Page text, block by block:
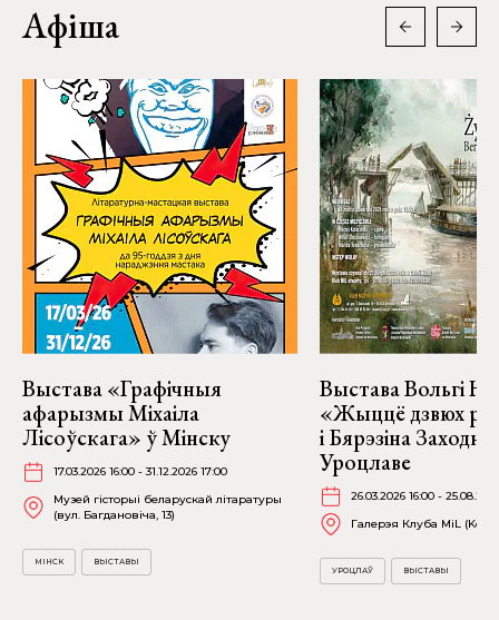
Афіша
Выстава «Графічныя
афарызмы Міхаіла
Лісоўскага» ў Мінску
17.03.2026 16:00 - 31.12.2026 17:00
Музей гісторыі беларускай літаратуры
(вул. Багдановіча, 13)
МІНСК ВЫСТАВЫ
Выстава Вольгі
«Жыццё дзвюх
і Бярэзіна
Уроцлаве
26.03.2026 16:00 -
Галерэя Клуба MiL
УРОЦЛАЎ ВЫСТАВЫ